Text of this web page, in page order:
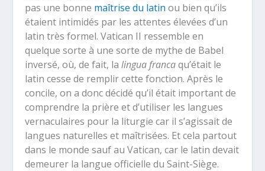
pas une bonne maîtrise du latin ou bien qu’ils
étaient intimidés par les attentes élevées d’un
latin très formel. Vatican II ressemble en
quelque sorte à une sorte de mythe de Babel
inversé, où, de fait, lalingua francaqu’était le
latin cesse de remplir cette fonction. Après le
concile, on a donc décidé qu’il était important de
comprendre la prière et d’utiliser les langues
vernaculaires pour la liturgie car il s’agissait de
langues naturelles et maîtrisées. Et cela partout
dans le monde sauf au Vatican, car le latin devait
demeurer la langue officielle du Saint-Siège.